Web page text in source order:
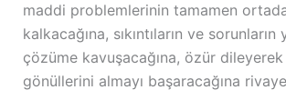
maddi problemlerinin tamamen
kalkacağına, sıkıntıların ve sorunların
çözüme kavuşacağına, özür dileyerek
gönüllerini almayı başaracağına